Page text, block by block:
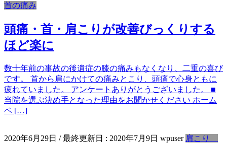
首の痛み
頭痛・首・肩こりが改善びっくりする
ほど楽に
数十年前の事故の後遺症の膝の痛みもなくなり、二重の喜び
です。 首から肩にかけての痛みとこり、頭痛で心身ともに
疲れていました。 アンケートありがとうございました。 ■
当院を選ぶ決め手となった理由をお聞かせください ホーム
ペ […]
2020年6月29日 / 最終更新日 : 2020年7月9日 wpuser 肩こり